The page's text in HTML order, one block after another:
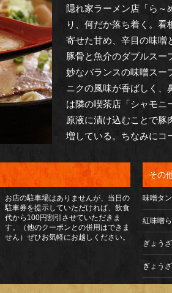
隠れ家ラーメン店「ら～
り、何だか落ち着く。
寄せた甘め、辛目の味噌
豚骨と魚介のダブルスー
妙なバランスの味噌スー
ニクの風味が香ばしく、
は隣の喫茶店「シャモニ
原液に漬け込むことで豚
増している。ちなみにコ
お店の駐車場はありませんが、当日の
駐車券を提示していただければ、飲食
代から100円割引させていただきま
す。（他のクーポンとの併用はできま
せん）ぜひお気軽にお越しください。
その
味噌タ
紅味噌
ぎょう
ぎょう